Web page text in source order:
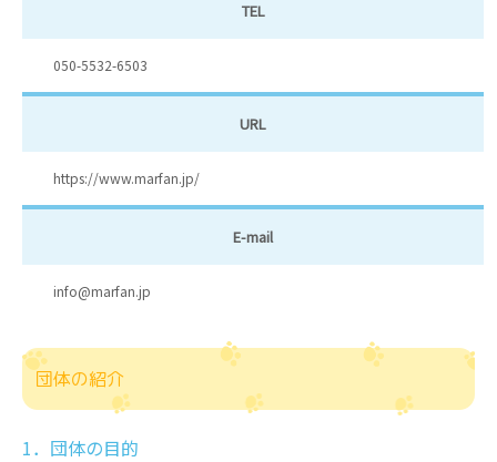
TEL
050-5532-6503
URL
https://www.marfan.jp/
E-mail
info@marfan.jp
団体の紹介
1．団体の目的